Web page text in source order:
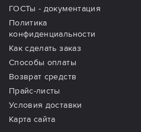
ГОСТы - документация
Политика
конфиденциальности
Как сделать заказ
Способы оплаты
Возврат средств
Прайс-листы
Условия доставки
Карта сайта